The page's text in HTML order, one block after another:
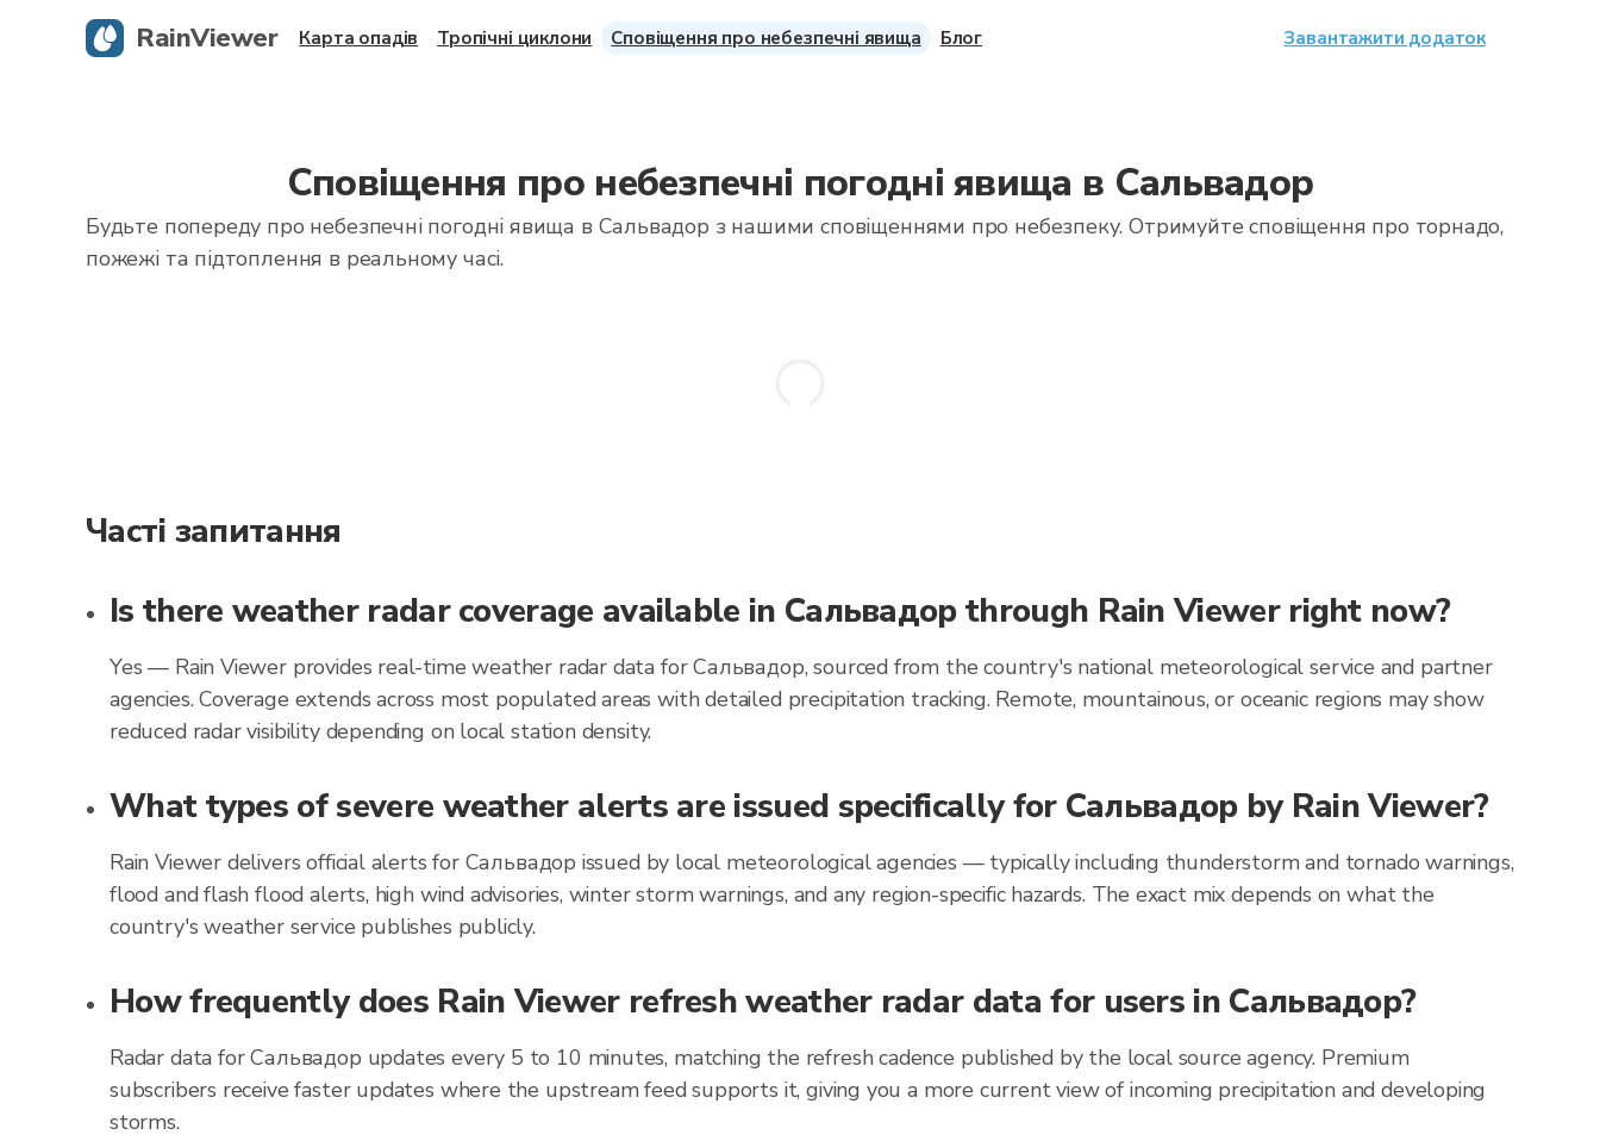
Сповіщення про небезпечні погодні явища в Сальвадор
Будьте попереду про небезпечні погодні явища в Сальвадор з нашими сповіщеннями про небезпеку. Отримуйте сповіщення про торнадо,
пожежі та підтоплення в реальному часі.
Часті запитання
Is there weather radar coverage available in Сальвадор through Rain Viewer right now?
Yes — Rain Viewer provides real-time weather radar data for Сальвадор, sourced from the country's national meteorological service and partner
agencies. Coverage extends across most populated areas with detailed precipitation tracking. Remote, mountainous, or oceanic regions may show
reduced radar visibility depending on local station density.
What types of severe weather alerts are issued specifically for Сальвадор by Rain Viewer?
Rain Viewer delivers official alerts for Сальвадор issued by local meteorological agencies — typically including thunderstorm and tornado warnings,
flood and flash flood alerts, high wind advisories, winter storm warnings, and any region-specific hazards. The exact mix depends on what the
country's weather service publishes publicly.
How frequently does Rain Viewer refresh weather radar data for users in Сальвадор?
Radar data for Сальвадор updates every 5 to 10 minutes, matching the refresh cadence published by the local source agency. Premium
subscribers receive faster updates where the upstream feed supports it, giving you a more current view of incoming precipitation and developing
storms.
RainViewer Карта опадів Тропічні циклони Сповіщення про небезпечні явища Блог Завантажити додаток